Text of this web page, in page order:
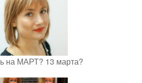
на МАРТ? 13 марта?